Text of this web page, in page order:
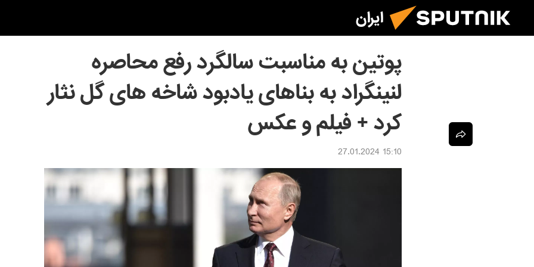
ایران
پوتین به مناسبت سالگرد رفع محاصره
لنینگراد به بناهای یادبود شاخه های گل نثار
کرد + فیلم و عکس
15:10 27.01.2024